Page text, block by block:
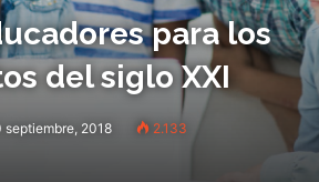
para los
del siglo XXI
septiembre, 2018 2.133